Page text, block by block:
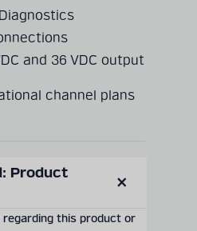
and 36 VDC output
channel plans
Product
regarding this product or